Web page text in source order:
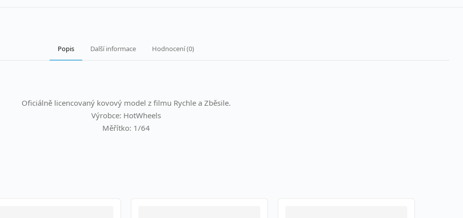
Popis Další informace Hodnocení (0)
Oficiálně licencovaný kovový model z filmu Rychle a Zběsile.
Výrobce: HotWheels
Měřítko: 1/64